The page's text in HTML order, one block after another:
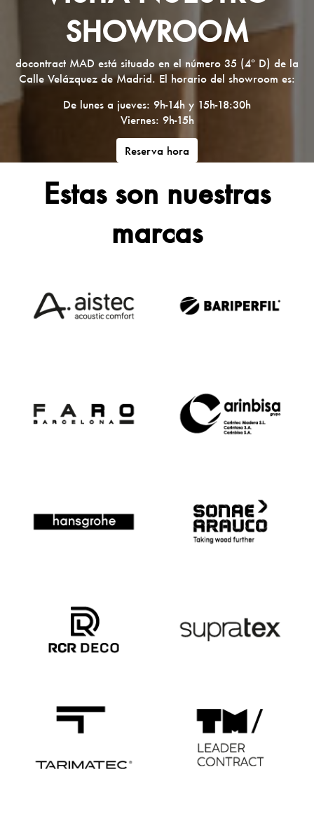
SHOWROOM
docontract MAD está situado en el número 35 (4º D) de la
Calle Velázquez de Madrid. El horario del showroom es:
De lunes a jueves: 9h-14h y 15h-18:30h
Viernes: 9h-15h
Reserva hora
Estas son nuestras
marcas